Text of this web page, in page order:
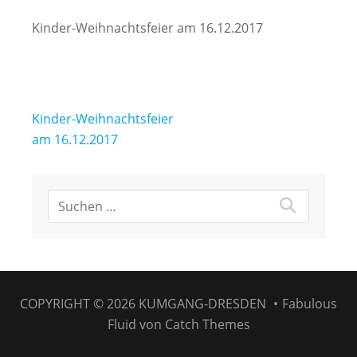
Kinder-Weihnachtsfeier am 16.12.2017
Beitragsnavigation
Kinder-Weihnachtsfeier
am 16.12.2017
COPYRIGHT © 2026 KUMGANG-DRESDEN • Fabulous
Fluid von Catch Themes